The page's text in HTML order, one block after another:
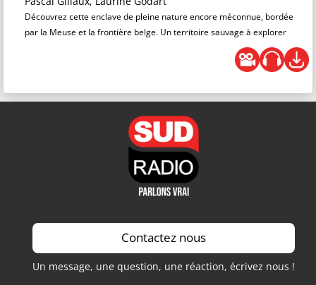
Découvrez cette enclave de pleine nature encore méconnue, bordée
par la Meuse et la frontière belge. Un territoire sauvage à explorer
Contactez nous
Un message, une question, une réaction, écrivez nous !